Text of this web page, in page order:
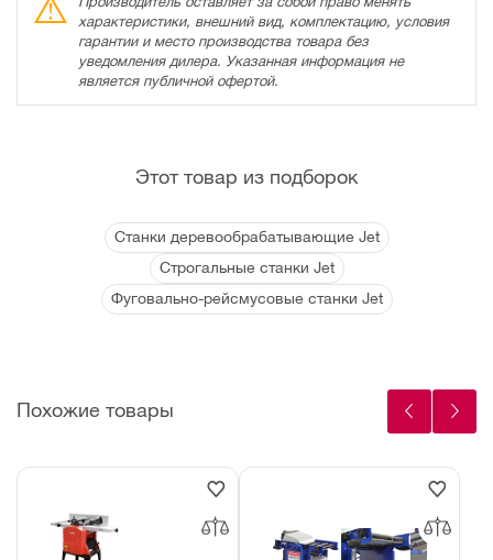
характеристики, внешний вид, комплектацию, условия
гарантии и место производства товара без
уведомления дилера. Указанная информация не
является публичной офертой.
Этот товар из подборок
Станки деревообрабатывающие Jet
Строгальные станки Jet
Фуговально-рейсмусовые станки Jet
Похожие товары